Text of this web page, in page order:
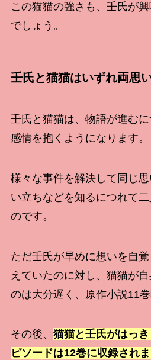
この猫猫の強さも、壬氏が
でしょう。
壬氏と猫猫はいずれ両思
壬氏と猫猫は、物語が進む
感情を抱くようになります。
様々な事件を解決して同じ
い立ちなどを知るにつれて
のです。
ただ壬氏が早めに想いを自
えていたのに対し、猫猫が
のは大分遅く、原作小説11巻
その後、 猫猫と壬氏がはっ
ピソードは12巻に収録されま